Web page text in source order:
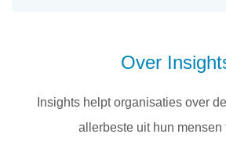
Over
Insights helpt organisaties over
allerbeste uit hun mensen